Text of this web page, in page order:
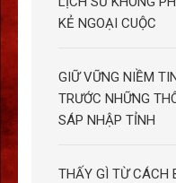
KẺ NGOẠI CUỘC
GIỮ VỮNG NIỀM
TRƯỚC NHỮNG
SÁP NHẬP TỈNH
THẤY GÌ TỪ CÁCH